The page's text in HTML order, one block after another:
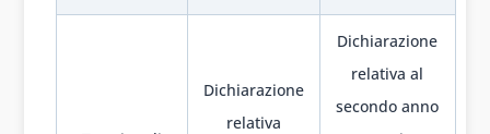
Dichiarazione
relativa
Dichiarazione
relativa al
secondo anno